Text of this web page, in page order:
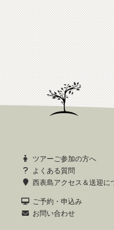
ツアーご参加の方へ
よくある質問
西表島アクセス＆送迎に
ご予約・申込み
お問い合わせ